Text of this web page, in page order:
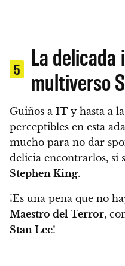
5
La
multiverso
Guiños a IT y hasta a la
perceptibles en esta
mucho para no dar
delicia encontrarlos, si
Stephen King.
¡Es una pena que no
Maestro del Terror,
Stan Lee!